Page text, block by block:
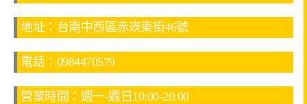
地址：台南中西區赤崁東街46號
電話：0984470579
營業時間：週一-週日10:00-20:00